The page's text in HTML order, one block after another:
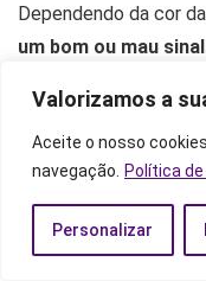
Valorizamos a
Aceite o nosso
navegação.
Política de
Personalizar
Dependendo da cor
um bom ou mau
si mesmo e em sua
desânimo. Lembre-
No banheiro